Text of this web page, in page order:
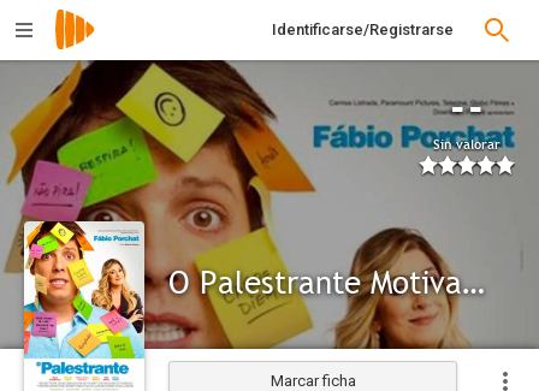
Identificarse/Registrarse
--
Sin valorar
O Palestrante Motivacional
Marcar ficha